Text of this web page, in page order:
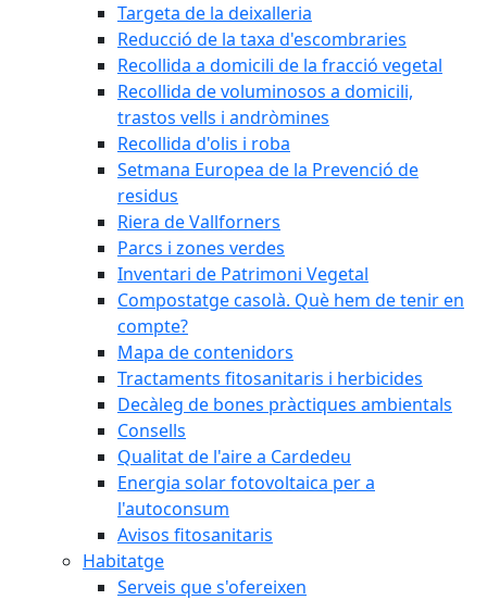
Targeta de la deixalleria
Reducció de la taxa d'escombraries
Recollida a domicili de la fracció vegetal
Recollida de voluminosos a domicili,
trastos vells i andròmines
Recollida d'olis i roba
Setmana Europea de la Prevenció de
residus
Riera de Vallforners
Parcs i zones verdes
Inventari de Patrimoni Vegetal
Compostatge casolà. Què hem de tenir en
compte?
Mapa de contenidors
Tractaments fitosanitaris i herbicides
Decàleg de bones pràctiques ambientals
Consells
Qualitat de l'aire a Cardedeu
Energia solar fotovoltaica per a
l'autoconsum
Avisos fitosanitaris
Habitatge
Serveis que s'ofereixen